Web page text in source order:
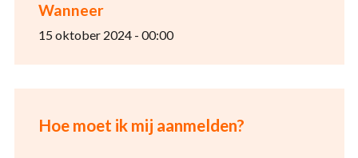
Wanneer
15 oktober 2024 - 00:00
Hoe moet ik mij aanmelden?